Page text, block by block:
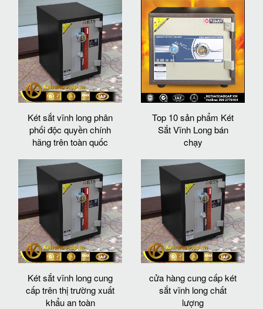
Két sắt vĩnh long phân
phối độc quyền chính
hãng trên toàn quốc
Top 10 sản phẩm Két
Sắt Vĩnh Long bán
chạy
Két sắt vĩnh long cung
cấp trên thị trường xuất
khẩu an toàn
cửa hàng cung cấp két
sắt vĩnh long chất
lượng